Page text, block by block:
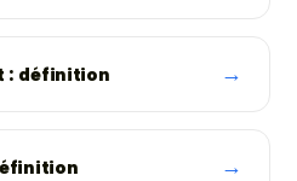
: définition →
→